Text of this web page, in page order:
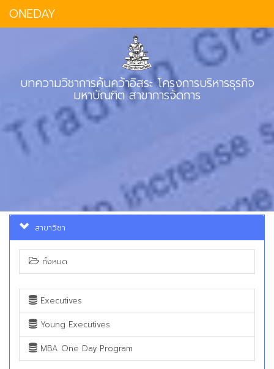
ONEDAY
บทความวิชาการค้นคว้าอิสระ โครงการบริหารธุรกิจ
มหาบัณฑิต สาขาการจัดการ
สาขาวิชา
ทั้งหมด
Executives
Young Executives
MBA One Day Program